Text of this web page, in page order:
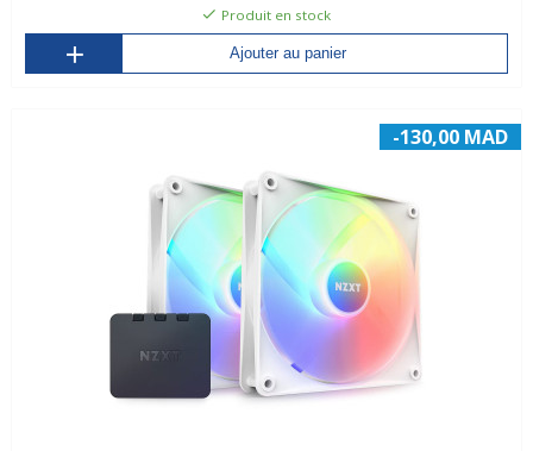
Produit en stock
Ajouter au panier
-130,00 MAD